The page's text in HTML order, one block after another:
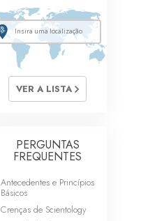
VER A LISTA
PERGUNTAS
FREQUENTES
Antecedentes e Princípios
Básicos
Crenças de Scientology